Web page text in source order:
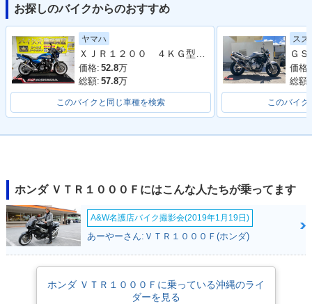
1997年 Fire Stor
m・新登場
お探しのバイクからのおすすめ
ヤマハ
価格: 52.8万
総額: 57.8万
このバイクと同じ車種を検索
スズ
価格:
総額:
このバイク
ホンダ ＶＴＲ１０００Ｆにはこんな人たちが乗ってます
A&W名護店バイク撮影会(2019年1月19日)
あーやーさん:ＶＴＲ１０００Ｆ(ホンダ)
ホンダ ＶＴＲ１０００Ｆに乗っている沖縄のライ
ダーを見る